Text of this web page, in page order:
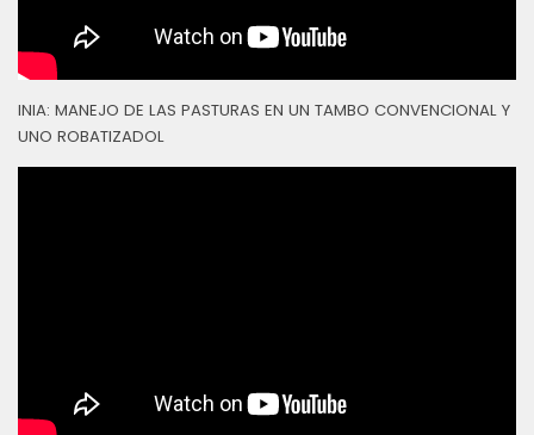
INIA: MANEJO DE LAS PASTURAS EN UN TAMBO CONVENCIONAL Y
UNO ROBATIZADOL